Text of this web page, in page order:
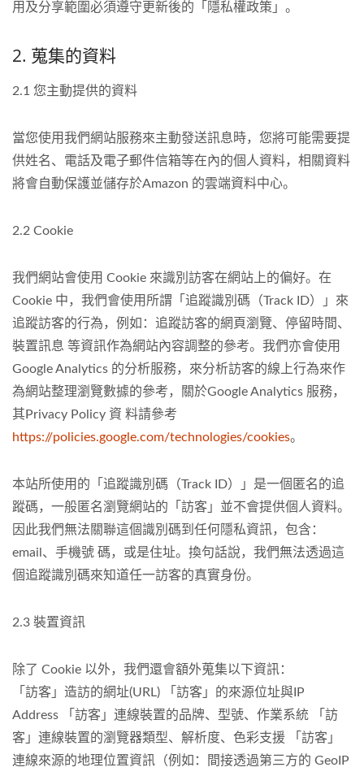
用及分享範圍必須遵守更新後的「隱私權政策」。
2. 蒐集的資料
2.1 您主動提供的資料
當您使用我們網站服務來主動發送訊息時，您將可能需要提
供姓名、電話及電子郵件信箱等在內的個人資料，相關資料
將會自動保護並儲存於Amazon 的雲端資料中心。
2.2 Cookie
我們網站會使用 Cookie 來識別訪客在網站上的偏好。在
Cookie 中，我們會使用所謂「追蹤識別碼（Track ID）」來
追蹤訪客的行為，例如：追蹤訪客的網頁瀏覽、停留時間、
裝置訊息 等資訊作為網站內容調整的參考。我們亦會使用
Google Analytics 的分析服務，來分析訪客的線上行為來作
為網站整理瀏覽數據的參考，關於Google Analytics 服務，
其Privacy Policy 資 料請參考
https://policies.google.com/technologies/cookies。
本站所使用的「追蹤識別碼（Track ID）」是一個匿名的追
蹤碼，一般匿名瀏覽網站的「訪客」並不會提供個人資料。
因此我們無法關聯這個識別碼到任何隱私資訊，包含：
email、手機號 碼，或是住址。換句話說，我們無法透過這
個追蹤識別碼來知道任一訪客的真實身份。
2.3 裝置資訊
除了 Cookie 以外，我們還會額外蒐集以下資訊：
「訪客」造訪的網址(URL) 「訪客」的來源位址與IP
Address 「訪客」連線裝置的品牌、型號、作業系統 「訪
客」連線裝置的瀏覽器類型、解析度、色彩支援 「訪客」
連線來源的地理位置資訊（例如：間接透過第三方的 GeoIP